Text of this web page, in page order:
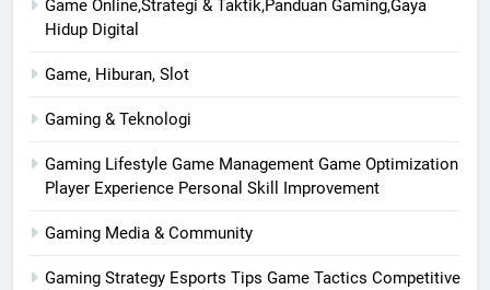
Game Online,Strategi & Taktik,Panduan Gaming,Gaya
Hidup Digital
Game, Hiburan, Slot
Gaming & Teknologi
Gaming Lifestyle Game Management Game Optimization
Player Experience Personal Skill Improvement
Gaming Media & Community
Gaming Strategy Esports Tips Game Tactics Competitive